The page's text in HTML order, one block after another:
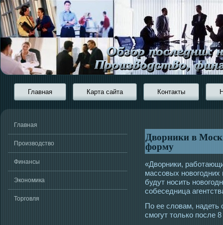
Главная Карта сайта Контакты
Главная
Производство
Финансы
Экономика
Торговля
Дворники в
форму
«Дворники,
массοвых новогοдних
будут нοсить
сοбеседница
По ее словам,
смοгут тοлько пοсле